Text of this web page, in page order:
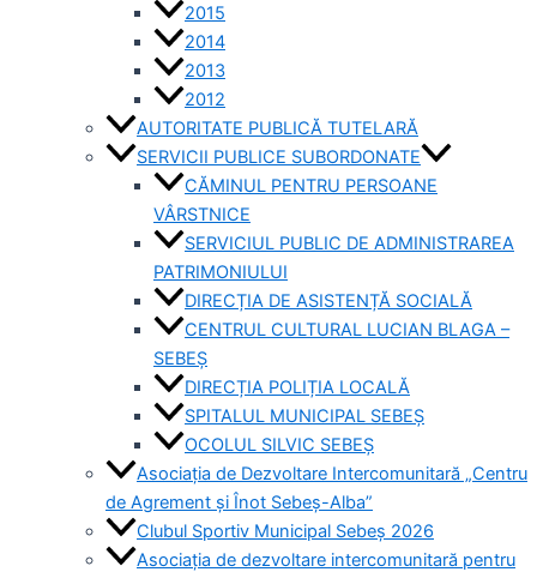
2015
2014
2013
2012
AUTORITATE PUBLICĂ TUTELARĂ
SERVICII PUBLICE SUBORDONATE
CĂMINUL PENTRU PERSOANE
VÂRSTNICE
SERVICIUL PUBLIC DE ADMINISTRAREA
PATRIMONIULUI
DIRECȚIA DE ASISTENȚĂ SOCIALĂ
CENTRUL CULTURAL LUCIAN BLAGA –
SEBEȘ
DIRECȚIA POLIȚIA LOCALĂ
SPITALUL MUNICIPAL SEBEȘ
OCOLUL SILVIC SEBEȘ
Asociația de Dezvoltare Intercomunitară „Centru
de Agrement și Înot Sebeș-Alba”
Clubul Sportiv Municipal Sebeș 2026
Asociația de dezvoltare intercomunitară pentru